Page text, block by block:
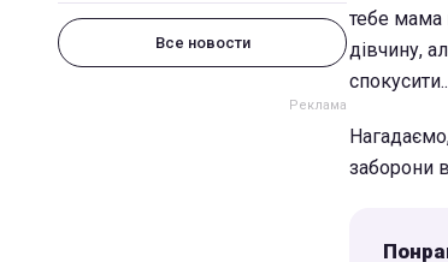
Все новости
тебе мама
дівчину,
заборони